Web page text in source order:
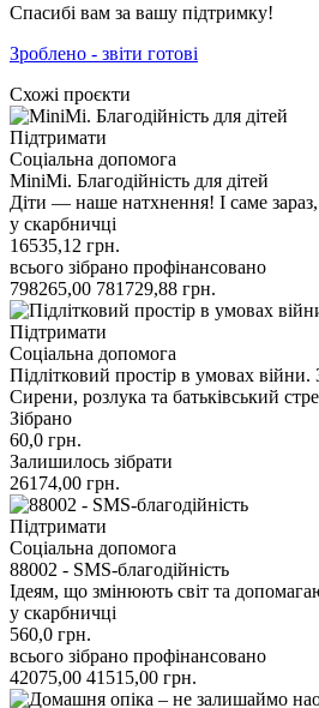
Спасибі вам за вашу підтримку!
Зроблено - звіти готові
Схожі проєкти
Підтримати
Соціальна допомога
MiniMi. Благодійність для дітей
Діти — наше натхнення! І саме
у скарбничці
16535,12 грн.
всього зібрано профінансовано
798265,00 781729,88 грн.
Підтримати
Соціальна допомога
Підлітковий простір в умовах війни.
Сирени, розлука та батьківський
Зібрано
60,0 грн.
Залишилось зібрати
26174,00 грн.
Підтримати
Соціальна допомога
88002 - SMS-благодійність
Ідеям, що змінюють світ та
у скарбничці
560,0 грн.
всього зібрано профінансовано
42075,00 41515,00 грн.